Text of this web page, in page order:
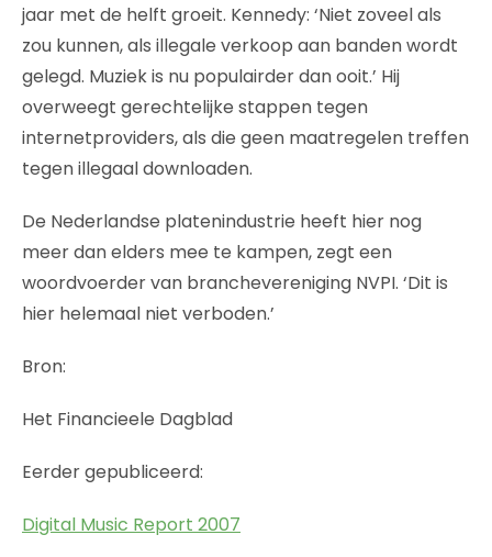
jaar met de helft groeit. Kennedy: ‘Niet zoveel als
zou kunnen, als illegale verkoop aan banden wordt
gelegd. Muziek is nu populairder dan ooit.’ Hij
overweegt gerechtelijke stappen tegen
internetproviders, als die geen maatregelen treffen
tegen illegaal downloaden.
De Nederlandse platenindustrie heeft hier nog
meer dan elders mee te kampen, zegt een
woordvoerder van branchevereniging NVPI. ‘Dit is
hier helemaal niet verboden.’
Bron:
Het Financieele Dagblad
Eerder gepubliceerd:
Digital Music Report 2007